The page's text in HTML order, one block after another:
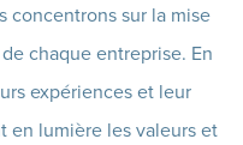
concentrons sur la mise
chaque entreprise. En
expériences et leur
en lumière les valeurs et